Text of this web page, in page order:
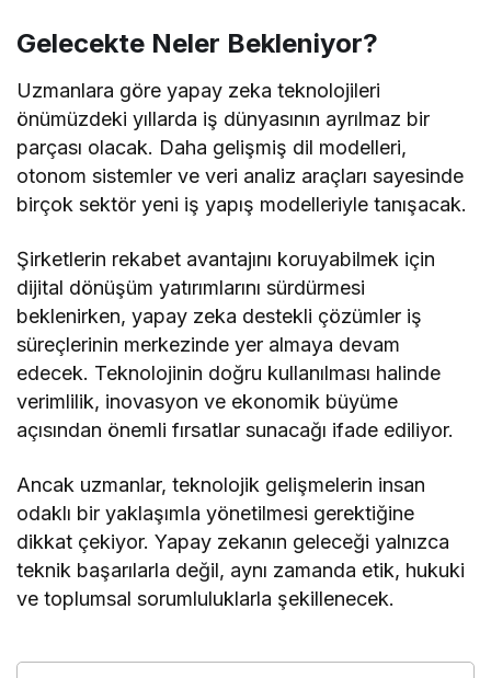
Gelecekte Neler Bekleniyor?
Uzmanlara göre yapay zeka teknolojileri
önümüzdeki yıllarda iş dünyasının ayrılmaz bir
parçası olacak. Daha gelişmiş dil modelleri,
otonom sistemler ve veri analiz araçları sayesinde
birçok sektör yeni iş yapış modelleriyle tanışacak.
Şirketlerin rekabet avantajını koruyabilmek için
dijital dönüşüm yatırımlarını sürdürmesi
beklenirken, yapay zeka destekli çözümler iş
süreçlerinin merkezinde yer almaya devam
edecek. Teknolojinin doğru kullanılması halinde
verimlilik, inovasyon ve ekonomik büyüme
açısından önemli fırsatlar sunacağı ifade ediliyor.
Ancak uzmanlar, teknolojik gelişmelerin insan
odaklı bir yaklaşımla yönetilmesi gerektiğine
dikkat çekiyor. Yapay zekanın geleceği yalnızca
teknik başarılarla değil, aynı zamanda etik, hukuki
ve toplumsal sorumluluklarla şekillenecek.